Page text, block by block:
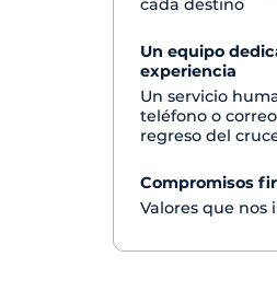
cada destino
Un equipo
experiencia
Un servicio
teléfono o
regreso del
Compromisos
Valores que nos